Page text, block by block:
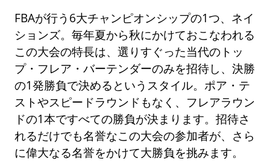
FBAが行う6大チャンピオンシップの1つ、ネイ
ションズ。毎年夏から秋にかけておこなわれる
この大会の特長は、選りすぐった当代のトッ
プ・フレア・バーテンダーのみを招待し、決勝
の1発勝負で決めるというスタイル。ポア・テ
ストやスピードラウンドもなく、フレアラウン
ドの1本ですべての勝負が決まります。招待さ
れるだけでも名誉なこの大会の参加者が、さら
に偉大なる名誉をかけて大勝負を挑みます。